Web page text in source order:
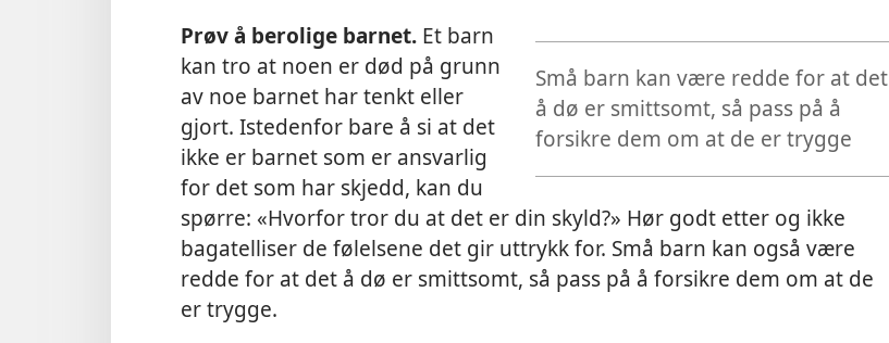
Små barn kan være redde for at det
å dø er smittsomt, så pass på å
forsikre dem om at de er trygge
Prøv å berolige barnet. Et barn
kan tro at noen er død på grunn
av noe barnet har tenkt eller
gjort. Istedenfor bare å si at det
ikke er barnet som er ansvarlig
for det som har skjedd, kan du
spørre: «Hvorfor tror du at det er din skyld?» Hør godt etter og ikke
bagatelliser de følelsene det gir uttrykk for. Små barn kan også være
redde for at det å dø er smittsomt, så pass på å forsikre dem om at de
er trygge.